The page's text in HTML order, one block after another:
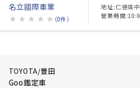
名立國際車業
★ ★ ★ ★ ★ （0件）
地址:仁德區
營業時間
TOYOTA/豐田
Goo鑑定車